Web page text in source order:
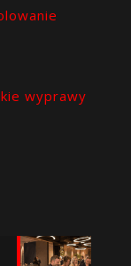
wyprawy